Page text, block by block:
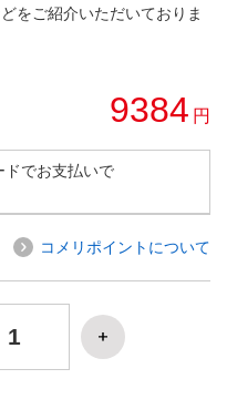
をご紹介いただいておりま
9384 円
ドでお支払いで
コメリポイントについて